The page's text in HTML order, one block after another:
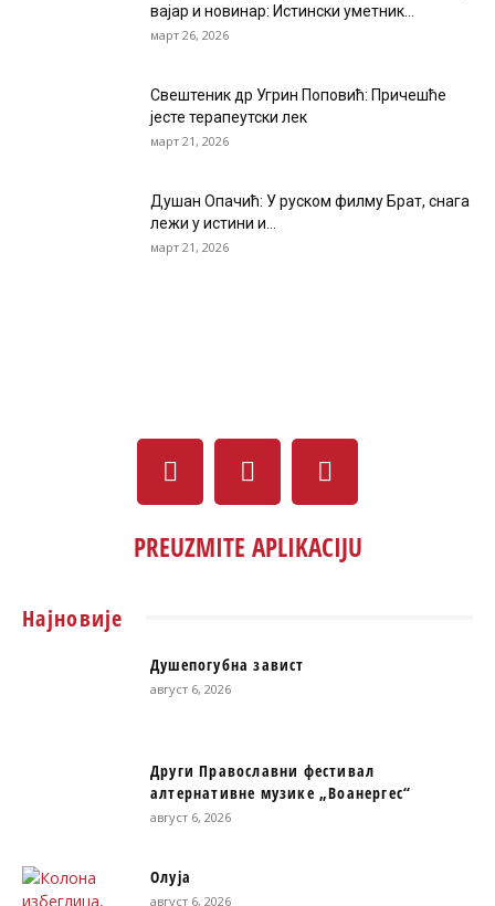
вајар и новинар: Истински уметник...
март 26, 2026
Свештеник др Угрин Поповић: Причешће
јесте терапеутски лек
март 21, 2026
Душан Опачић: У руском филму Брат, снага
лежи у истини и...
март 21, 2026
PREUZMITE APLIKACIJU
Најновије
Душепогубна завист
август 6, 2026
Други Православни фестивал
алтернативне музике „Воанергес“
август 6, 2026
Олуја
август 6, 2026